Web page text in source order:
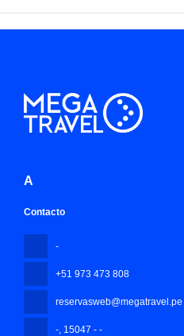
A
Contacto
-
+51 973 473 808
reservasweb@megatravel.pe
- , 15047 - -